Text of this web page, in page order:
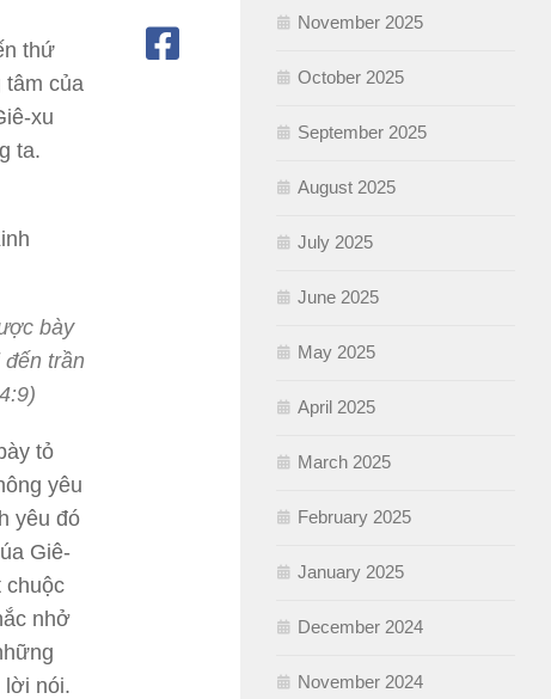
thứ
của
xu
ta.
bày
trần
tỏ
yêu
yêu đó
Giê-
chuộc
nhở
lời nói.
November 2025
October 2025
September 2025
August 2025
July 2025
June 2025
May 2025
April 2025
March 2025
February 2025
January 2025
December 2024
November 2024